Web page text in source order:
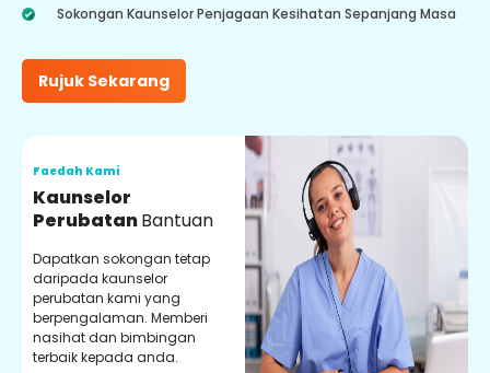
Sokongan Kaunselor Penjagaan Kesihatan Sepanjang Masa
Rujuk Sekarang
Faedah Kami
Kaunselor
PerubatanBantuan
Dapatkan sokongan tetap
daripada kaunselor
perubatan kami yang
berpengalaman. Memberi
nasihat dan bimbingan
terbaik kepada anda.